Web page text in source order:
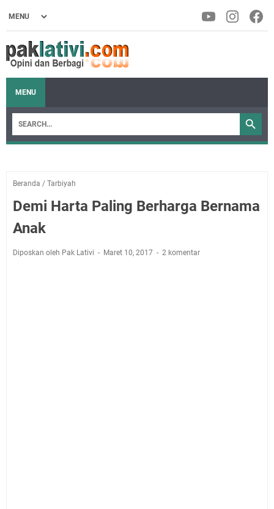
MENU
Beranda / Tarbiyah
Demi Harta Paling Berharga Bernama
Anak
Diposkan oleh Pak Lativi Maret 10, 2017 2 komentar